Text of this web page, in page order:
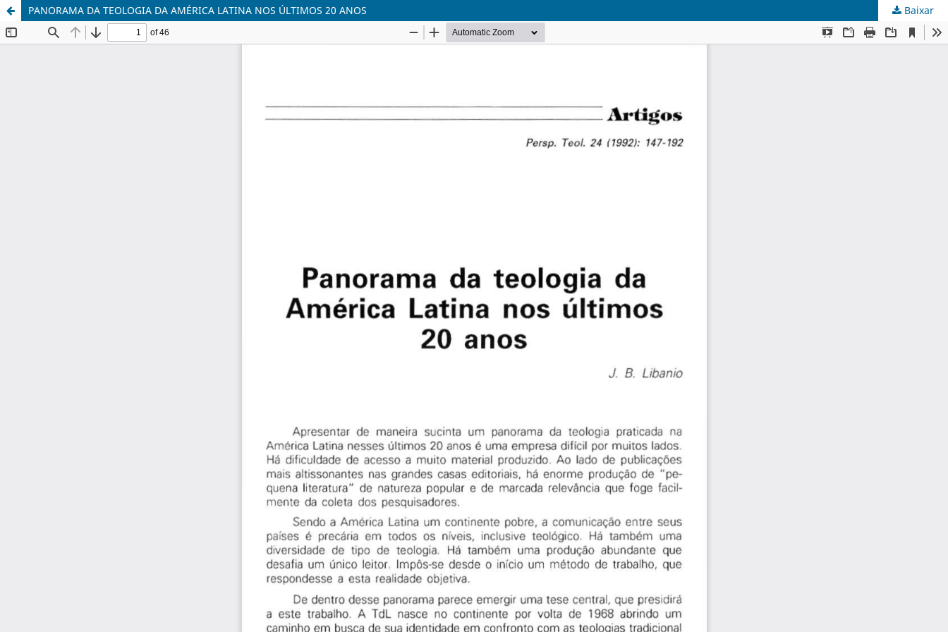
PANORAMA DA TEOLOGIA DA AMÉRICA LATINA NOS ÚLTIMOS 20 ANOS Baixar